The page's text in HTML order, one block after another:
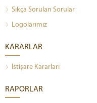
Sıkça Sorulan Sorular
Logolarımız
KARARLAR
İstişare Kararları
RAPORLAR